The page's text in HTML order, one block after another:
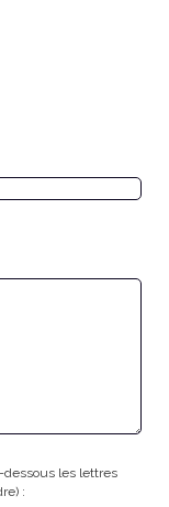
dessous les lettres
: